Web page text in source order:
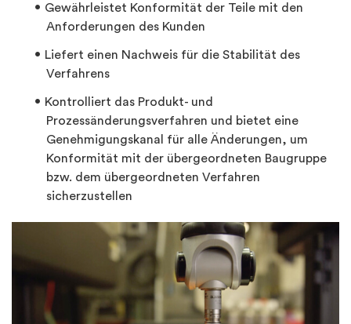
Gewährleistet Konformität der Teile mit den
Anforderungen des Kunden
Liefert einen Nachweis für die Stabilität des
Verfahrens
Kontrolliert das Produkt- und
Prozessänderungsverfahren und bietet eine
Genehmigungskanal für alle Änderungen, um
Konformität mit der übergeordneten Baugruppe
bzw. dem übergeordneten Verfahren
sicherzustellen